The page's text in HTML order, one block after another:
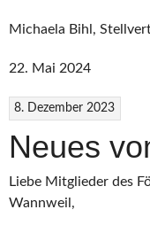
Michaela Bihl,
22. Mai 2024
8. Dezember 2023
Neues
Liebe Mitglieder des
Wannweil,